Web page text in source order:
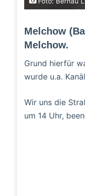
Melchow
Melchow.
Grund hierfür
wurde u.a.
Wir uns die
um 14 Uhr,